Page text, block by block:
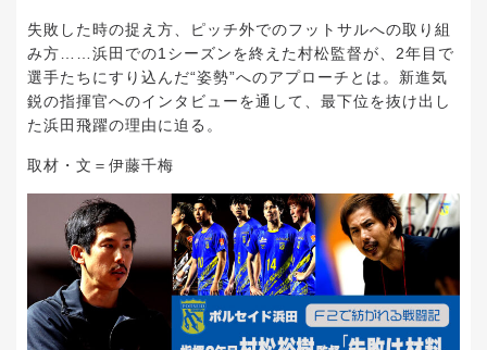
失敗した時の捉え方、ピッチ外でのフットサルへの取り組
み方……浜田での1シーズンを終えた村松監督が、2年目で
選手たちにすり込んだ“姿勢”へのアプローチとは。新進気
鋭の指揮官へのインタビューを通して、最下位を抜け出し
た浜田飛躍の理由に迫る。
取材・文＝伊藤千梅